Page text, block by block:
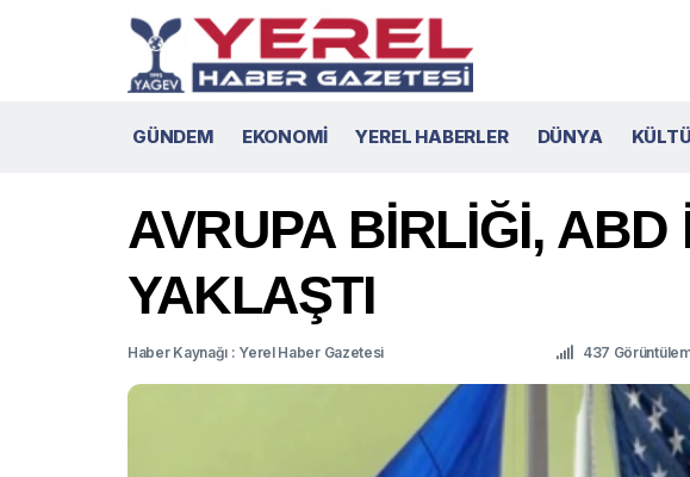
GÜNDEM EKONOMİ YEREL HABERLER DÜNYA
AVRUPA BİRLİĞİ,
YAKLAŞTI
Haber Kaynağı : Yerel Haber Gazetesi 437